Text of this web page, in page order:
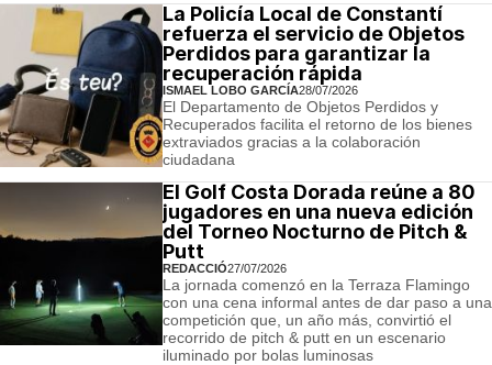
La Policía Local de Constantí
refuerza el servicio de Objetos
Perdidos para garantizar la
recuperación rápida
ISMAEL LOBO GARCÍA28/07/2026
El Departamento de Objetos Perdidos y
Recuperados facilita el retorno de los bienes
extraviados gracias a la colaboración
ciudadana
El Golf Costa Dorada reúne a 80
jugadores en una nueva edición
del Torneo Nocturno de Pitch &
Putt
REDACCIÓ27/07/2026
La jornada comenzó en la Terraza Flamingo
con una cena informal antes de dar paso a una
competición que, un año más, convirtió el
recorrido de pitch & putt en un escenario
iluminado por bolas luminosas